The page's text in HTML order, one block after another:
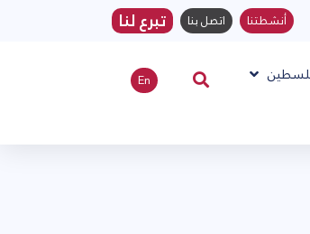
أنشطتنا اتصل بنا تبرع لنا
En